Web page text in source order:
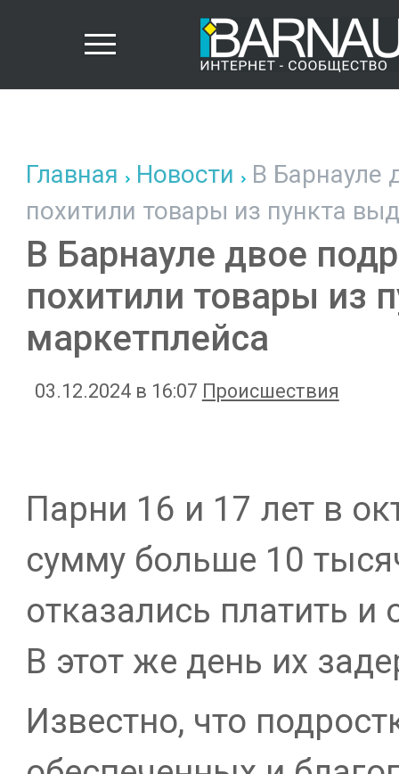
Главная Новости В Барнауле
похитили товары из пункта
В Барнауле двое
похитили товары из
маркетплейса
03.12.2024 в 16:07 Происшествия
Парни 16 и 17 лет в
сумму больше 10
отказались платить и
В этот же день их
Известно, что